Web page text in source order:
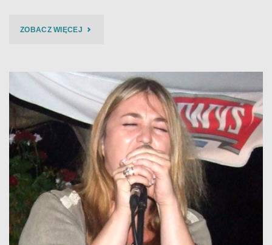
ZOBACZ WIĘCEJ"BIES
BLUES
2012
KULISZ
TRIO
–
FILM"